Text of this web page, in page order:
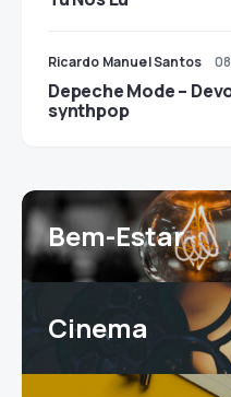
Ricardo Manuel Santos
Depeche Mode –
synthpop
Bem-Estar
Cinema